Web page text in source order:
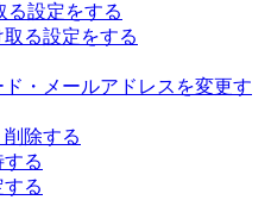
る設定をする
る設定をする
・メールアドレスを変更す
除する
る
る